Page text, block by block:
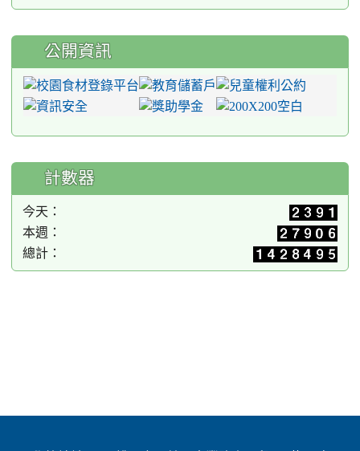
公開資訊
計數器
今天：
本週：
總計：